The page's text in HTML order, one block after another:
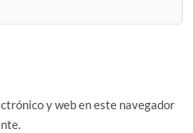
y web en este navegador